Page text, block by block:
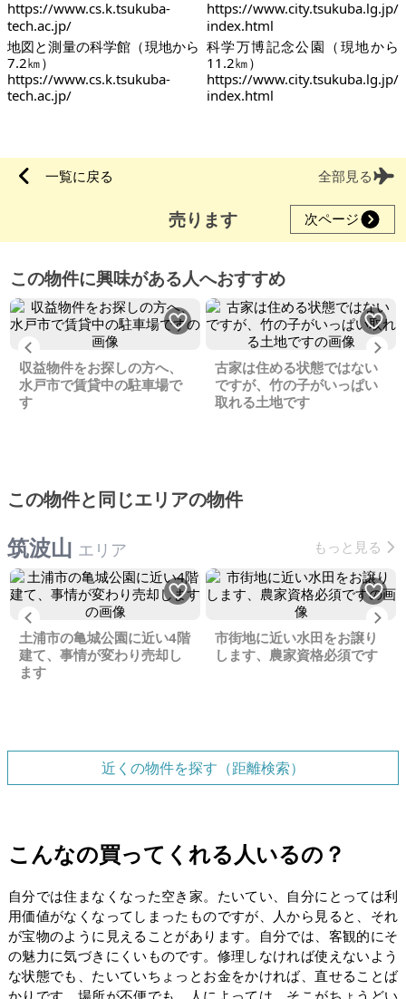
地図と測量の科学館（現地から
7.2㎞）
https://www.cs.k.tsukuba-
tech.ac.jp/
科学万博記念公園（現地から
11.2㎞）
https://www.city.tsukuba.lg.jp/
index.html
一覧に戻る 全部見る
売ります 次ページ
この物件に興味がある人へおすすめ
Previous
収益物件をお探しの方へ、
水戸市で賃貸中の駐車場で
す
古家は住める状態ではない
ですが、竹の子がいっぱい
取れる土地です
この物件と同じエリアの物件
筑波山 エリア もっと見る
Previous
土浦市の亀城公園に近い4階
建て、事情が変わり売却し
ます
市街地に近い水田をお譲り
します、農家資格必須です
近くの物件を探す（距離検索）
こんなの買ってくれる人いるの？
自分では住まなくなった空き家。たいてい、自分にとっては利
用価値がなくなってしまったものですが、人から見ると、それ
が宝物のように見えることがあります。自分では、客観的にそ
の魅力に気づきにくいものです。修理しなければ使えないよう
な状態でも、たいていちょっとお金をかければ、直せることば
かりです。場所が不便でも、人によっては、そこがちょうどい